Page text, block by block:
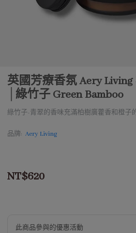
英國芳療香氛 Aery
│綠竹子 Green Bamboo
綠竹子-青翠的香味充滿柏樹廣藿香和橙子
品牌: Aery Living
NT$620
此商品參與的優惠活動